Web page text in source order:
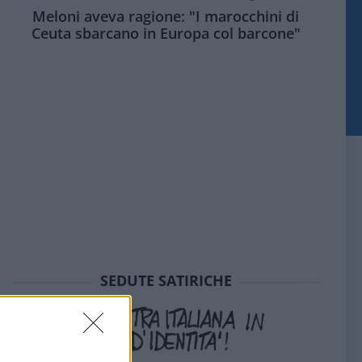
Meloni aveva ragione: "I marocchini di
Ceuta sbarcano in Europa col barcone"
SEDUTE SATIRICHE